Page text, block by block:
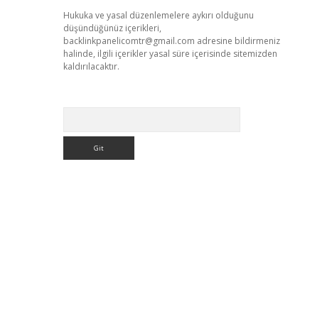
Hukuka ve yasal düzenlemelere aykırı olduğunu
düşündüğünüz içerikleri,
backlinkpanelicomtr@gmail.com adresine bildirmeniz
halinde, ilgili içerikler yasal süre içerisinde sitemizden
kaldırılacaktır.